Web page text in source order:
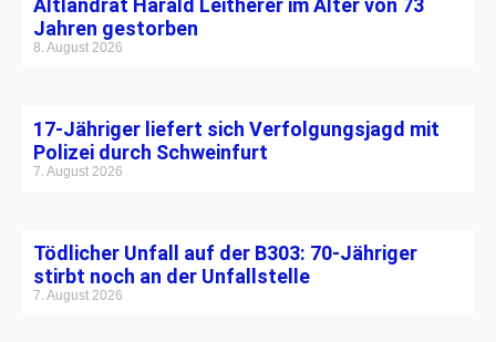
Altlandrat Harald Leitherer im Alter von 73
Jahren gestorben
8. August 2026
17-Jähriger liefert sich Verfolgungsjagd mit
Polizei durch Schweinfurt
7. August 2026
Tödlicher Unfall auf der B303: 70-Jähriger
stirbt noch an der Unfallstelle
7. August 2026